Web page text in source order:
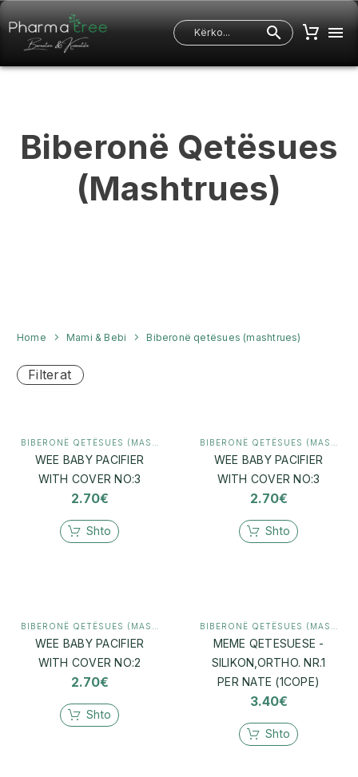
Biberonë Qetësues
(mashtrues)
Home Mami & Bebi Biberonë qetësues (mashtrues)
Filterat
,MAMI & BEBI
WEE BABY PACIFIER
WITH COVER NO:3
2.70€
Shto
WEE BABY PACIFIER
WITH COVER NO:3
2.70€
Shto
,MAMI & BEBI
WEE BABY PACIFIER
WITH COVER NO:2
2.70€
Shto
MEME QETESUESE -
SILIKON,ORTHO. NR.1
PER NATE (1COPE)
3.40€
Shto